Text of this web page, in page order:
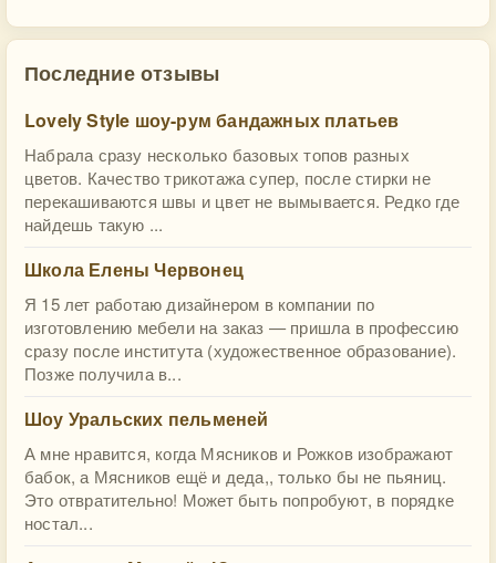
Последние отзывы
Lovely Style шоу-рум бандажных платьев
Набрала сразу несколько базовых топов разных
цветов. Качество трикотажа супер, после стирки не
перекашиваются швы и цвет не вымывается. Редко где
найдешь такую ...
Школа Елены Червонец
Я 15 лет работаю дизайнером в компании по
изготовлению мебели на заказ — пришла в профессию
сразу после института (художественное образование).
Позже получила в...
Шоу Уральских пельменей
А мне нравится, когда Мясников и Рожков изображают
бабок, а Мясников ещё и деда,, только бы не пьяниц.
Это отвратительно! Может быть попробуют, в порядке
ностал...